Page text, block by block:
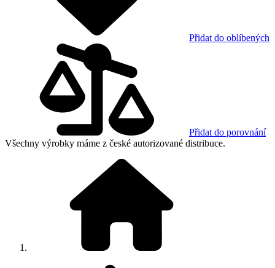
Přidat do oblíbených
Přidat do porovnání
Všechny výrobky máme z české autorizované distribuce.